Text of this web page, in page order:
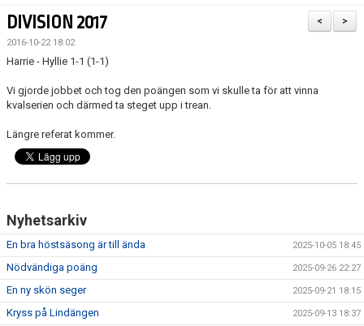
TRUPPEN
DIV 6 SYDVÄSTRA
>
<
DIVISION 2017
2016-10-22 18:02
Harrie - Hyllie 1-1 (1-1)
Vi gjorde jobbet och tog den poängen som vi skulle ta för att vinna
kvalserien och därmed ta steget upp i trean.
Längre referat kommer.
Nyhetsarkiv
En bra höstsäsong är till ända 2025-10-05 18:45
Nödvändiga poäng 2025-09-26 22:27
En ny skön seger 2025-09-21 18:15
Kryss på Lindängen 2025-09-13 18:37